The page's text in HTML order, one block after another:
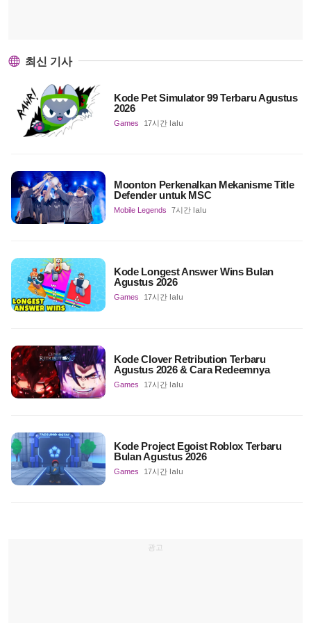
최신 기사
Kode Pet Simulator 99 Terbaru Agustus
2026
Games 17시간 lalu
Moonton Perkenalkan Mekanisme Title
Defender untuk MSC
Mobile Legends 7시간 lalu
Kode Longest Answer Wins Bulan
Agustus 2026
Games 17시간 lalu
Kode Clover Retribution Terbaru
Agustus 2026 & Cara Redeemnya
Games 17시간 lalu
Kode Project Egoist Roblox Terbaru
Bulan Agustus 2026
Games 17시간 lalu
광고